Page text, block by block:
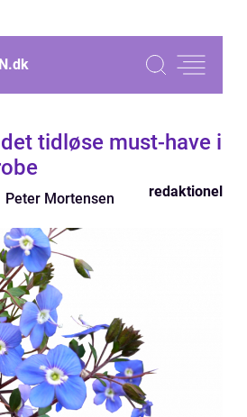
dk
tidløse must-have i
Peter Mortensen redaktionel